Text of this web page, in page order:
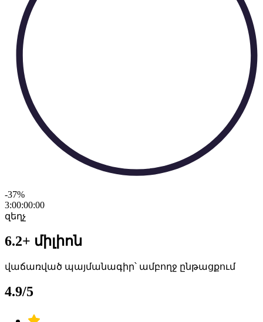
-37%
3:00:00:00
զեղչ
6.2+ միլիոն
վաճառված պայմանագիր՝ ամբողջ ընթացքում
4.9/5